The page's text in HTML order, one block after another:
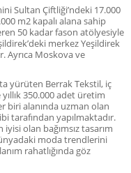
Sultan Çiftliği’ndeki 17.000
m2 kapalı alana sahip
50 kadar fason atölyesiyle
merkez Yeşildirek
Ayrıca Moskova ve
yürüten Berrak Tekstil, iç
350.000 adet üretim
biri alanında uzman olan
tarafından yapılmaktadır.
olan bağımsız tasarım
moda trendlerini
rahatlığında göz